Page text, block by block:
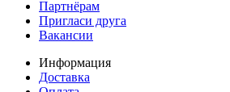
Партнёрам
Пригласи друга
Вакансии
Информация
Доставка